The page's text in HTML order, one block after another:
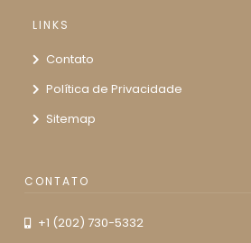
LINKS
Contato
Política de Privacidade
Sitemap
CONTATO
+1 (202) 730-5332